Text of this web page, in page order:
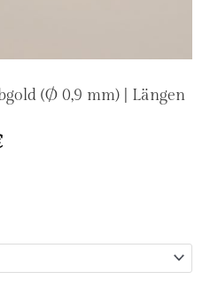
(Ø 0,9 mm) | Längen